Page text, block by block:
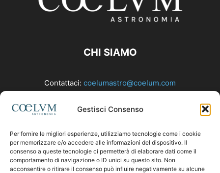
Gestisci Consenso
Per fornire le migliori esperienze, utilizziamo tecnologie come i cookie
per memorizzare e/o accedere alle informazioni del dispositivo. Il
consenso a queste tecnologie ci permetterà di elaborare dati come il
comportamento di navigazione o ID unici su questo sito. Non
acconsentire o ritirare il consenso può influire negativamente su alcune
CHI SIAMO
Contattaci: coelumastro@coelum.com
SEGUICI